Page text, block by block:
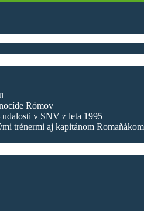
Rómov
udalosti v SNV z leta 1995
trénermi aj kapitánom